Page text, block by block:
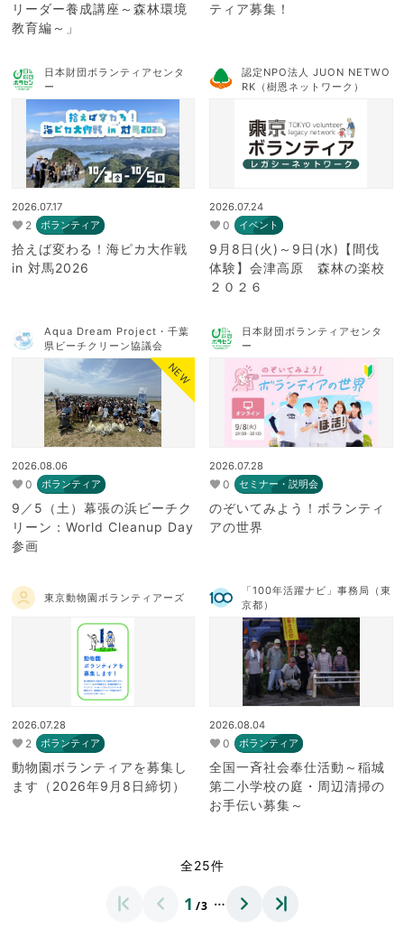
リーダー養成講座～森林環境
教育編～」
ティア募集！
日本財団ボランティアセンタ
ー
2026.07.17
2 ボランティア
拾えば変わる！海ピカ大作戦
in 対馬2026
認定NPO法人 JUON NETWO
RK（樹恩ネットワーク）
2026.07.24
0 イベント
9月8日(火)～9日(水)【間伐
体験】会津高原 森林の楽校
２０２６
Aqua Dream Project・千葉
県ビーチクリーン協議会
NEW
2026.08.06
0 ボランティア
9／5（土）幕張の浜ビーチク
リーン：World Cleanup Day
参画
日本財団ボランティアセンタ
ー
2026.07.28
0 セミナー・説明会
のぞいてみよう！ボランティ
アの世界
東京動物園ボランティアーズ
2026.07.28
2 ボランティア
動物園ボランティアを募集し
ます（2026年9月8日締切）
「100年活躍ナビ」事務局（東
京都）
2026.08.04
0 ボランティア
全国一斉社会奉仕活動～稲城
第二小学校の庭・周辺清掃の
お手伝い募集～
全25件
1 /3 …